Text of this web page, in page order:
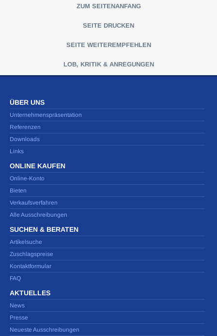
ZUM SEITENANFANG
SEITE DRUCKEN
SEITE WEITEREMPFEHLEN
LOB, KRITIK & ANREGUNGEN
ÜBER UNS
Unternehmenspräsentation
Referenzen
Downloads
Links
ONLINE KAUFEN
Online-Konto
Bieten
Verkaufsverfahren
Alle Ausschreibungen
SUCHEN & BERATEN
Artikelsuche
Zuschlagspreise
Kontaktformular
FAQ
AKTUELLES
News
Presse
Neueste Ausschreibungen